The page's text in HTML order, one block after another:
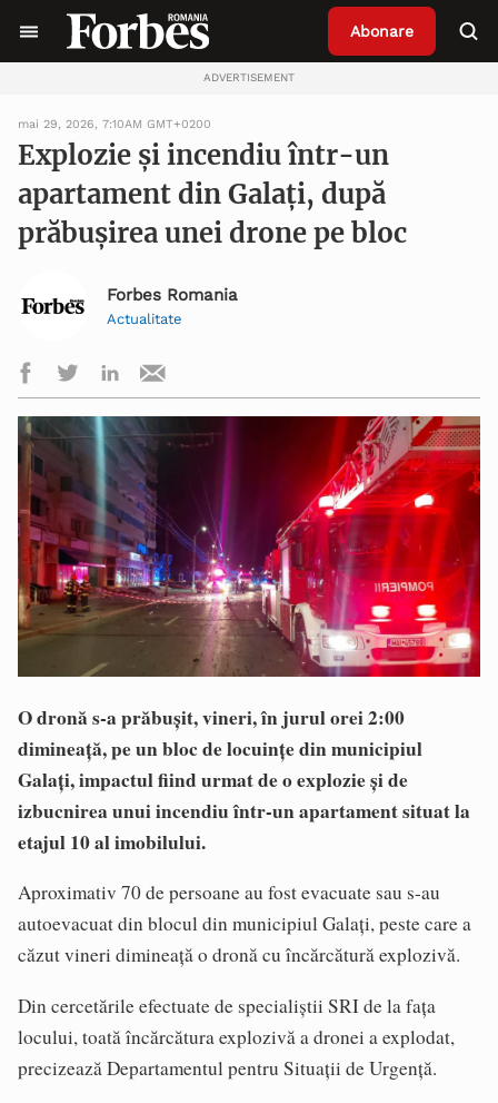
Abonare
ADVERTISEMENT
mai 29, 2026, 7:10AM GMT+0200
Explozie și incendiu într-un
apartament din Galați, după
prăbușirea unei drone pe bloc
Forbes Romania
Actualitate
O dronă s-a prăbușit, vineri, în jurul orei 2:00
dimineață, pe un bloc de locuințe din municipiul
Galați, impactul fiind urmat de o explozie și de
izbucnirea unui incendiu într-un apartament situat la
etajul 10 al imobilului.
Aproximativ 70 de persoane au fost evacuate sau s-au
autoevacuat din blocul din municipiul Galați, peste care a
căzut vineri dimineață o dronă cu încărcătură explozivă.
Din cercetările efectuate de specialiștii SRI de la fața
locului, toată încărcătura explozivă a dronei a explodat,
precizează Departamentul pentru Situații de Urgență.